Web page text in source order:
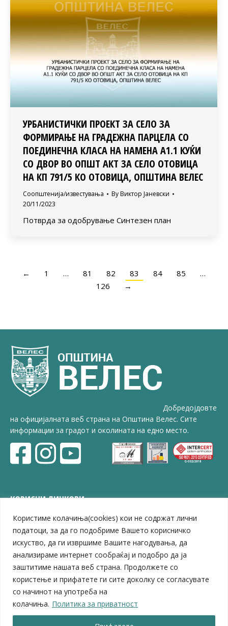
Користиме колачиња(cookies) кои не содржат лични
податоци, за да го подобриме Вашето корисничко
искуство, да ги извршиме Вашите нагодувања, да
анализираме интернет сообраќај и подобро да ја
заштитиме нашата веб страна. Продолжете со
користење и прифатете ги сите доколку се согласувате
со начинот на употреба на
колачиња. Политика за приватност
УРБАНИСТИЧКИ ПРОЕКТ ЗА СЕЛО ЗА
ФОРМИРАЊЕ НА ГРАДЕЖНА ПАРЦЕЛА СО
ПОЕДИНЕЧНА КЛАСА НА НАМЕНА А1.1 КУЌИ
СО ДВОР ВО ОПШТ АКТ ЗА СЕЛО ОТОВИЦА
НА КП 791/5 КО ОТОВИЦА, ОПШТИНА ВЕЛЕС
Соопштенија/известувања By Виктор Јаневски
20/11/2023
Потврда за одобрување Синтезен план
← 1 … 81 82 83 84 85
…
126
→
Добредојдовте
на официјалната веб страна на Општина Велес. Сите
информации за градот и околината на едно место.
КОРИСНИ ЛИНКОВИ
ЗЕЛС – Заедница на единиците на локална самоуправа
Центар за развој на Вардарски плански регион
Јавно комунално претпријатие „Дервен“
ЈПССО „Парк – спорт и паркинзи“
ЛБ „Гоце Делчев“
ЛУ „Народен Музеј“
Влада на Република Северна Македонија
Собрание на Република Северна Македонија
Министерство за финансии
Министерство за транспорт